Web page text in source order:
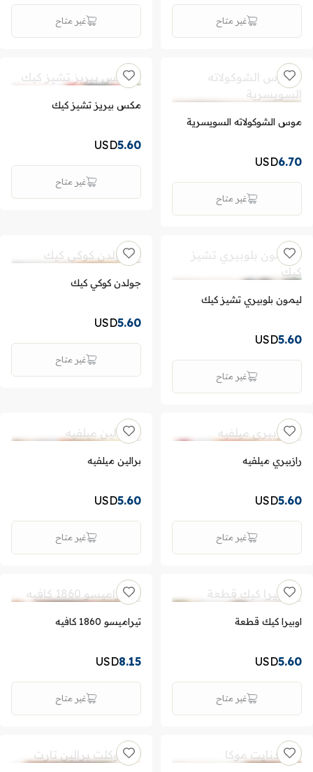
غير متاح غير متاح
موس الشوكولاته السويسرية
6.70
USD
غير متاح
مكس بيريز تشيز كيك
5.60
USD
غير متاح
ليمون بلوبيري تشيز كيك
5.60
USD
غير متاح
جولدن كوكي كيك
5.60
USD
غير متاح
رازبيري ميلفيه
5.60
USD
غير متاح
برالين ميلفيه
5.60
USD
غير متاح
اوبيرا كيك قطعة
5.60
USD
غير متاح
تيراميسو 1860 كافيه
8.15
USD
غير متاح